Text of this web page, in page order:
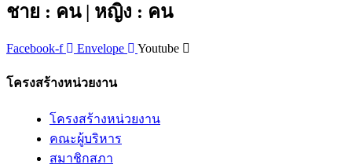
ชาย : คน | หญิง : คน
Facebook-f Envelope Youtube
โครงสร้างหน่วยงาน
โครงสร้างหน่วยงาน
คณะผู้บริหาร
สมาชิกสภา